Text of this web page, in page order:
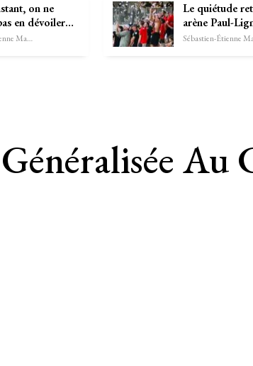
on ne
en dévoiler…
Sébastien-Étienne Marechal
Le quiétude
arène Paul-